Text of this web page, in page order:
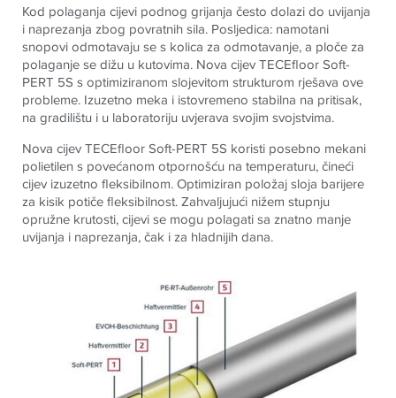
Kod polaganja cijevi podnog grijanja često dolazi do uvijanja
i naprezanja zbog povratnih sila. Posljedica: namotani
snopovi odmotavaju se s kolica za odmotavanje, a ploče za
polaganje se dižu u kutovima. Nova cijev TECEfloor Soft-
PERT 5S s optimiziranom slojevitom strukturom rješava ove
probleme. Izuzetno meka i istovremeno stabilna na pritisak,
na gradilištu i u laboratoriju uvjerava svojim svojstvima.
Nova cijev TECEfloor Soft-PERT 5S koristi posebno mekani
polietilen s povećanom otpornošću na temperaturu, čineći
cijev izuzetno fleksibilnom. Optimiziran položaj sloja barijere
za kisik potiče fleksibilnost. Zahvaljujući nižem stupnju
opružne krutosti, cijevi se mogu polagati sa znatno manje
uvijanja i naprezanja, čak i za hladnijih dana.